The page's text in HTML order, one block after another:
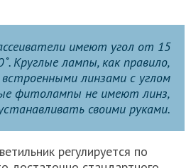
имеют угол от 15
Круглые лампы, как правило,
линзами с углом
фитолампы не имеют линз,
своими руками.
регулируется по